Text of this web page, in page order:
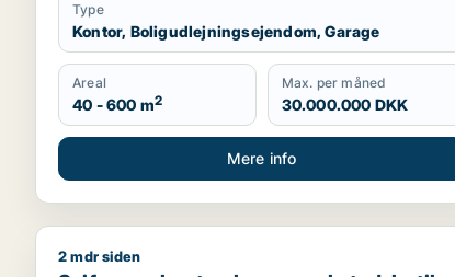
Type
Kontor, Boligudlejningsejendom, Garage
Areal
40 - 600 m2
Max. per måned
30.000.000 DKK
Mere info
Saif søger kontor, lager, værksted, butik,
2 mdr siden